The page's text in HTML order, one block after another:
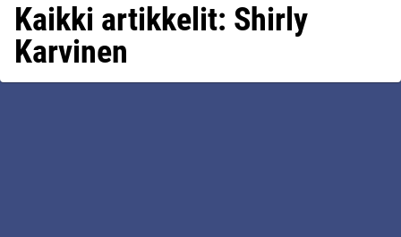
Kaikki artikkelit: Shirly
Karvinen